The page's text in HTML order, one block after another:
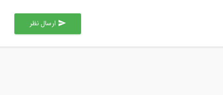
send